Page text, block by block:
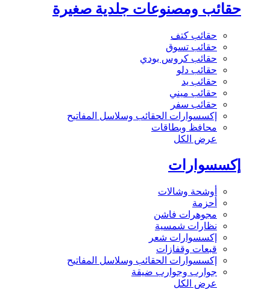
حقائب ومصنوعات جلدية صغيرة
حقائب كتف
حقائب تسوق
حقائب كروس بودي
حقائب دلو
حقائب يد
حقائب ميني
حقائب سفر
إكسسوارات الحقائب وسلاسل المفاتيح
محافظ وبطاقات
عرض الكل
إكسسوارات
أوشحة وشالات
أحزمة
مجوهرات فاشن
نظارات شمسية
إكسسوارات شعر
قبعات وقفازات
إكسسوارات الحقائب وسلاسل المفاتيح
جوارب وجوارب ضيقة
عرض الكل